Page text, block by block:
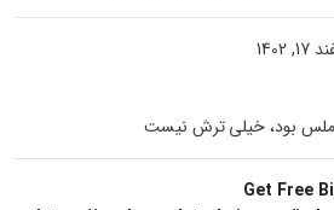
1402
ملس بود، خیلی ترش نیست
* * * Get